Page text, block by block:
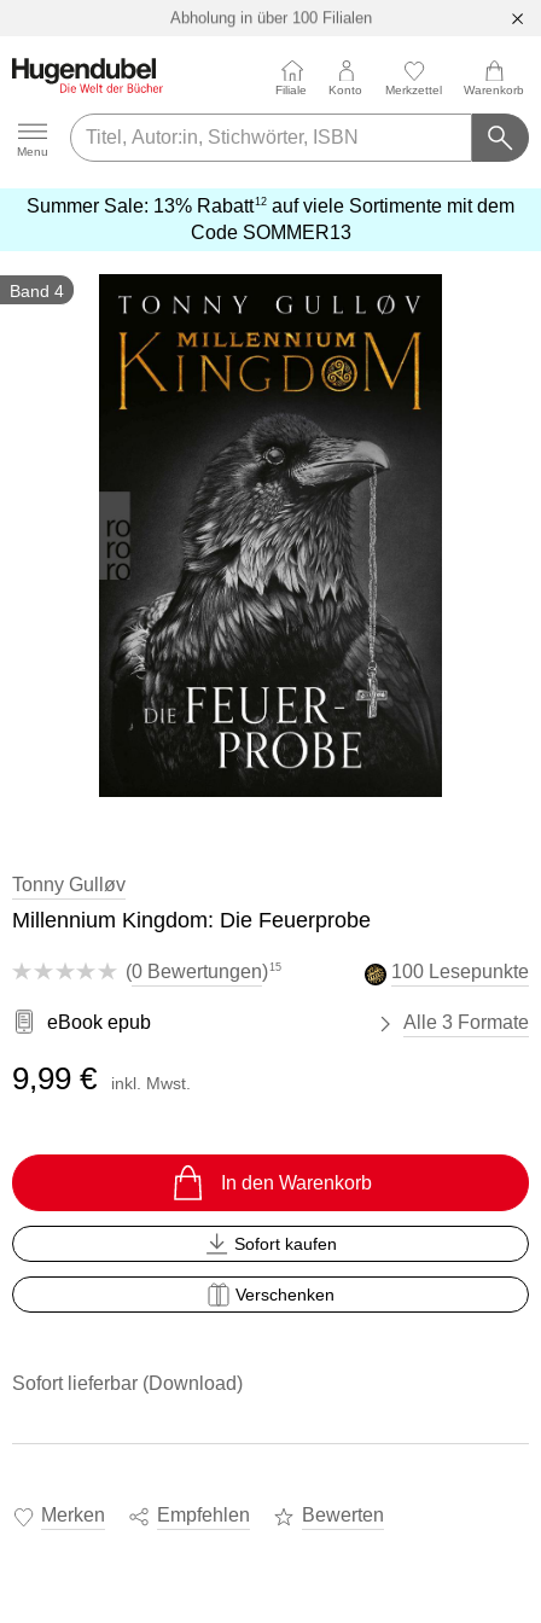
Hugendubel
Menu
Filiale Konto Merkzettel Warenkorb
Summer Sale: 13% Rabatt12 auf viele Sortimente mit dem
Code SOMMER13
erfahren
Band 4
Tonny Gulløv
Millennium Kingdom: Die Feuerprobe
(0 Bewertungen) 15 100 Lesepunkte
eBook epub Alle 3 Formate
9,99 € inkl. Mwst.
In den Warenkorb
Sofort kaufen
Verschenken
Sofort lieferbar (Download)
Merken Empfehlen Bewerten